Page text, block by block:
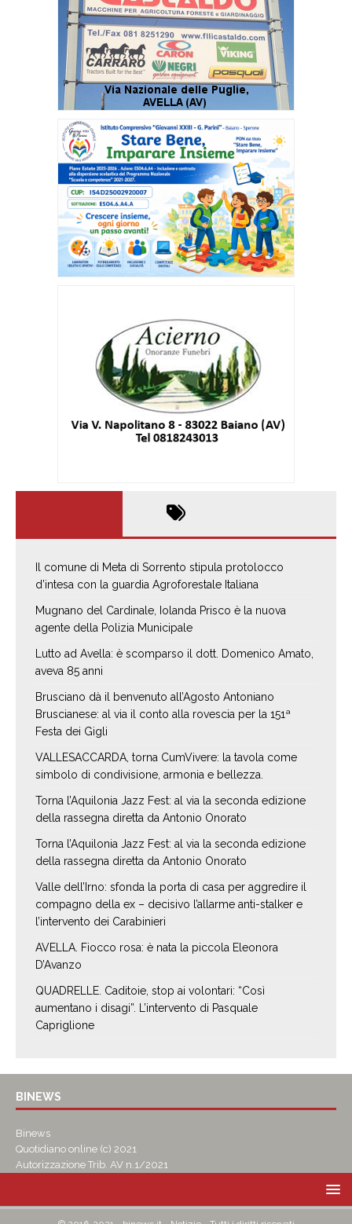
Il comune di Meta di Sorrento stipula protolocco
d’intesa con la guardia Agroforestale Italiana
Mugnano del Cardinale, Iolanda Prisco è la nuova
agente della Polizia Municipale
Lutto ad Avella: è scomparso il dott. Domenico Amato,
aveva 85 anni
Brusciano dà il benvenuto all’Agosto Antoniano
Bruscianese: al via il conto alla rovescia per la 151ª
Festa dei Gigli
VALLESACCARDA, torna CumVivere: la tavola come
simbolo di condivisione, armonia e bellezza.
Torna l’Aquilonia Jazz Fest: al via la seconda edizione
della rassegna diretta da Antonio Onorato
Torna l’Aquilonia Jazz Fest: al via la seconda edizione
della rassegna diretta da Antonio Onorato
Valle dell’Irno: sfonda la porta di casa per aggredire il
compagno della ex – decisivo l’allarme anti-stalker e
l’intervento dei Carabinieri
AVELLA. Fiocco rosa: è nata la piccola Eleonora
D’Avanzo
QUADRELLE. Caditoie, stop ai volontari: “Così
aumentano i disagi”. L’intervento di Pasquale
Capriglione
BINEWS
Binews
Quotidiano online (c) 2021
Autorizzazione Trib. AV n.1/2021